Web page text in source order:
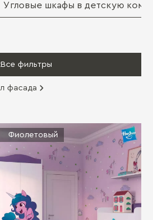
Угловые шкафы в детскую
Все фильтры
фасада
Фиолетовый